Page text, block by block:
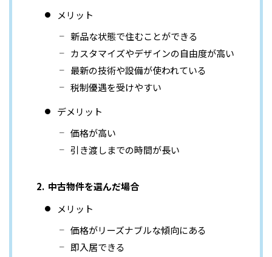
メリット
新品な状態で住むことができる
カスタマイズやデザインの自由度が高い
最新の技術や設備が使われている
税制優遇を受けやすい
デメリット
価格が高い
引き渡しまでの時間が長い
中古物件を選んだ場合
メリット
価格がリーズナブルな傾向にある
即入居できる